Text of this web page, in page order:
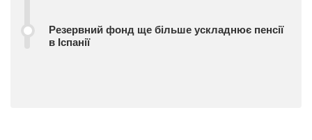
Резервний фонд ще більше ускладнює пенсії
в Іспанії